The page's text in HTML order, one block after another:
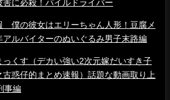
害に必殺！パイルドライバー
僕の彼女はエリーちゃん人形！豆腐メ
アルバイターのぬいぐるみ男子末路編
っくす（デカい強い2次元嫁だいすき子
惑仔的まとめ速報）話題な動画取り上
事編